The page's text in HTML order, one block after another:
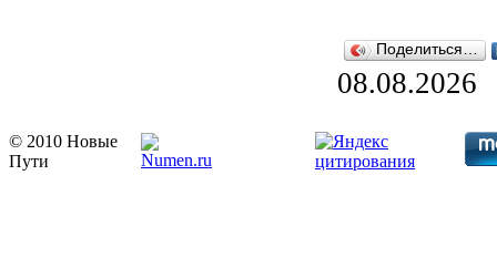
Поделиться…
08.08.2026
© 2010 Новые
Пути